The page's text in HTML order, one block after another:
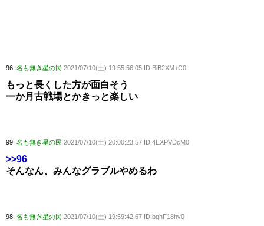
96: 名も無き星の民 2021/07/10(土) 19:55:56.05 ID:BiB2XM+C0
もっと長くした方が面白そう
一か月古戦場とかきっと楽しい
99: 名も無き星の民 2021/07/10(土) 20:00:23.57 ID:4EXPVDcM0
>>96
そんなん、みんなグラブルやめるわ
98: 名も無き星の民 2021/07/10(土) 19:59:42.67 ID:bghF18hv0